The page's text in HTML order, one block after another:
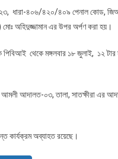
২০২৩, ধারা-৪০৬/৪২০/৪০৯ পেনাল কোড,
অহিদুজ্জামান এর উপর অর্পণ করা হয়।
পিবিআই থেকে মঙ্গলবার ১৮ জুলাই, ১২
আমলী আদালত-০৩, তালা, সাতক্ষীরা এর
কার্যক্রম অব্যাহত রয়েছে।